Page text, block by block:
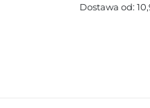
Dostawa od: